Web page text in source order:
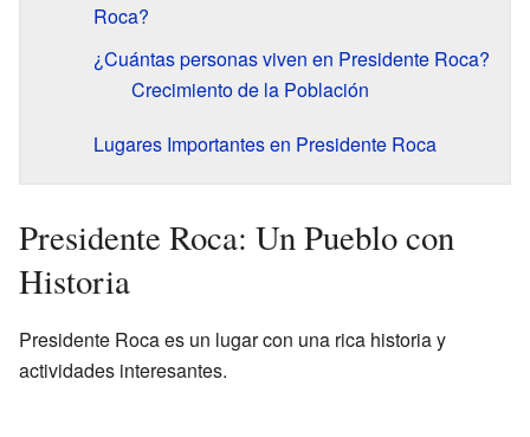
Roca?
¿Cuántas personas viven en Presidente Roca?
Crecimiento de la Población
Lugares Importantes en Presidente Roca
Presidente Roca: Un Pueblo con
Historia
Presidente Roca es un lugar con una rica historia y
actividades interesantes.